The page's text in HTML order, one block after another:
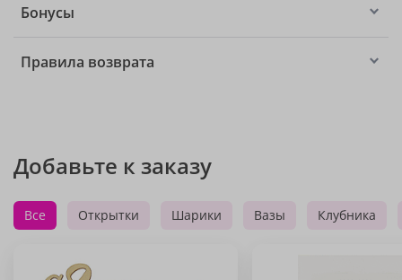
Бонусы
Правила возврата
Добавьте к заказу
Все Открытки Шарики Вазы Клубника